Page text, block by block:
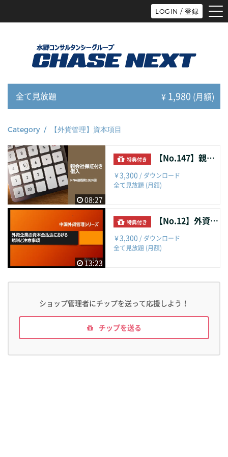
LOGIN / 登録
全て見放題 ¥ 1,980 (月額)
Category / 【外貨管理】資本項目
08:27
特典付き 【No.147】親会社保証付き借入
￥3,300 / ダウンロード
全て見放題 (月額)
13:23
特典付き 【No.12】外資企業の資本金払込における規制と注意事項
￥3,300 / ダウンロード
全て見放題 (月額)
ショップ管理者にチップを送って応援しよう！
チップを送る